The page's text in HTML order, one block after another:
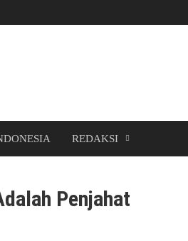
REDAKSI
Penjahat